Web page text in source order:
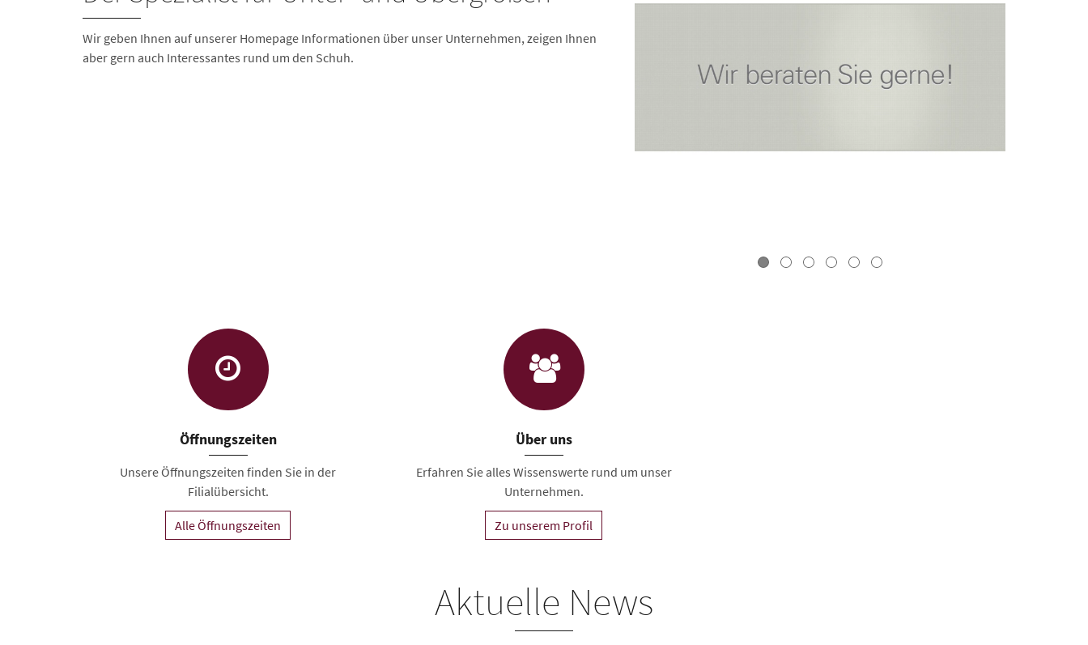
Wir geben Ihnen auf unserer Homepage Informationen über unser Unternehmen, zeigen Ihnen
aber gern auch Interessantes rund um den Schuh.
Öffnungszeiten
Unsere Öffnungszeiten finden Sie in der
Filialübersicht.
Alle Öffnungszeiten
Über uns
Erfahren Sie alles Wissenswerte rund um unser
Unternehmen.
Zu unserem Profil
Aktuelle News